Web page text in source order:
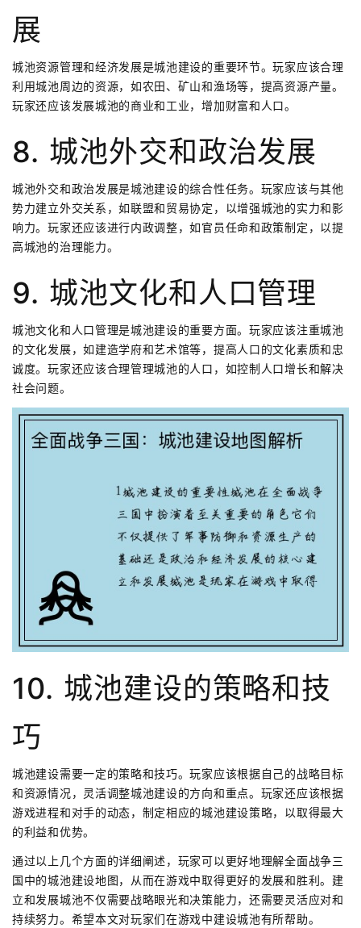
展
城池资源管理和经济发展是城池建设的重要环节。玩家应该合理
利用城池周边的资源，如农田、矿山和渔场等，提高资源产量。
玩家还应该发展城池的商业和工业，增加财富和人口。
8. 城池外交和政治发展
城池外交和政治发展是城池建设的综合性任务。玩家应该与其他
势力建立外交关系，如联盟和贸易协定，以增强城池的实力和影
响力。玩家还应该进行内政调整，如官员任命和政策制定，以提
高城池的治理能力。
9. 城池文化和人口管理
城池文化和人口管理是城池建设的重要方面。玩家应该注重城池
的文化发展，如建造学府和艺术馆等，提高人口的文化素质和忠
诚度。玩家还应该合理管理城池的人口，如控制人口增长和解决
社会问题。
10. 城池建设的策略和技
巧
城池建设需要一定的策略和技巧。玩家应该根据自己的战略目标
和资源情况，灵活调整城池建设的方向和重点。玩家还应该根据
游戏进程和对手的动态，制定相应的城池建设策略，以取得最大
的利益和优势。
通过以上几个方面的详细阐述，玩家可以更好地理解全面战争三
国中的城池建设地图，从而在游戏中取得更好的发展和胜利。建
立和发展城池不仅需要战略眼光和决策能力，还需要灵活应对和
持续努力。希望本文对玩家们在游戏中建设城池有所帮助。